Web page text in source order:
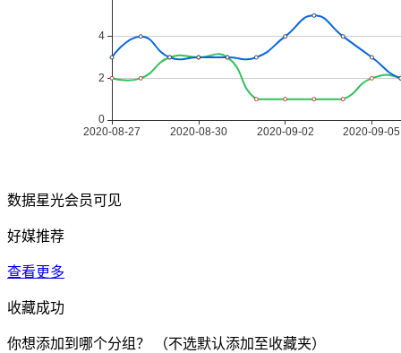
数据星光会员可见
好媒推荐
查看更多
收藏成功
你想添加到哪个分组？ （不选默认添加至收藏夹）